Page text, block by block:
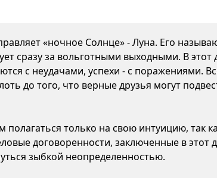
«ночное Солнце» - Луна. Его
сразу за вольготными выходными. В этот
с неудачами, успехи - с поражениями.
до того, что верные друзья могут
полагаться только на свою интуицию, так
договоренности, заключенные в этот
зыбкой неопределенностью.